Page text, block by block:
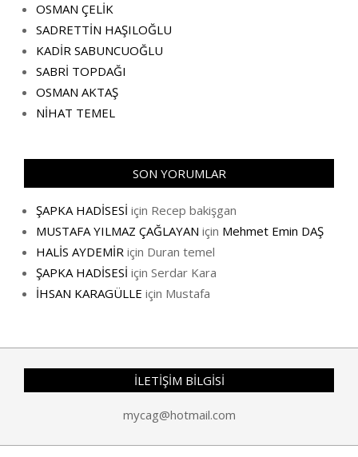
OSMAN ÇELİK
SADRETTİN HAŞILOĞLU
KADİR SABUNCUOĞLU
SABRİ TOPDAĞI
OSMAN AKTAŞ
NİHAT TEMEL
SON YORUMLAR
ŞAPKA HADİSESİ için Recep bakişgan
MUSTAFA YILMAZ ÇAĞLAYAN için Mehmet Emin DAŞ
HALİS AYDEMİR için Duran temel
ŞAPKA HADİSESİ için Serdar Kara
İHSAN KARAGÜLLE için Mustafa
İLETİŞİM BİLGİSİ
mycag@hotmail.com